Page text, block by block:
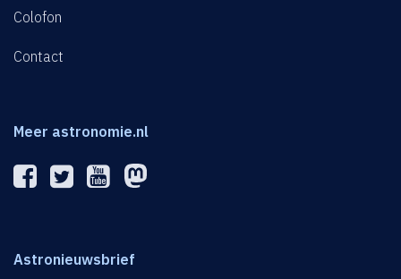
Colofon
Contact
Meer astronomie.nl
Astronieuwsbrief